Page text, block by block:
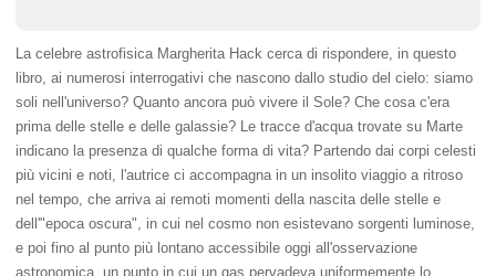
La celebre astrofisica Margherita Hack cerca di rispondere, in questo
libro, ai numerosi interrogativi che nascono dallo studio del cielo: siamo
soli nell'universo? Quanto ancora può vivere il Sole? Che cosa c'era
prima delle stelle e delle galassie? Le tracce d'acqua trovate su Marte
indicano la presenza di qualche forma di vita? Partendo dai corpi celesti
più vicini e noti, l'autrice ci accompagna in un insolito viaggio a ritroso
nel tempo, che arriva ai remoti momenti della nascita delle stelle e
dell'"epoca oscura", in cui nel cosmo non esistevano sorgenti luminose,
e poi fino al punto più lontano accessibile oggi all'osservazione
astronomica, un punto in cui un gas pervadeva uniformemente lo